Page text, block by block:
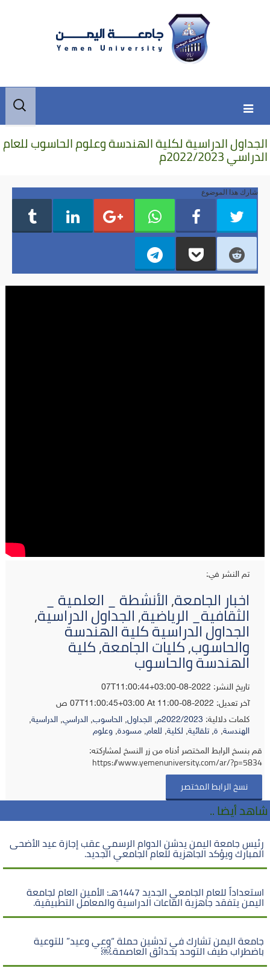
content
secondary
content
البحث
عن:
الجداول الدراسية لكلية الهندسة وعلوم الحاسوب للعام
الدراسي 2022/2023م
شارك هذا الموضوع
تم النشر في:
اخبار الجامعة,الأنشطة _ العلمية _
الثقافية_ الرياضية,الجداول الدراسية,
الجداول الدراسية كلية الهندسة
والحاسوب,كليات الجامعة,كلية
الهندسة والحاسوب
تاريخ النشر: 2022-08-07T11:00:44+03:00
آخر تعديل: 2022-08-07T11:00:45+03:00
At 11:00 ص
كلمات دلالية: 2022/2023م ,الجداول,الحاسوب,الدراسي,الدراسية,
الهندسة, ة,تلقائية, لكلية, للعام,مسودة,وعلوم
قم بنسخ الرابط المختصر أدناه من زر النسخ لمشاركته:
https://www.yemenuniversity.com/ar/?p=5834
نسخ الرابط المختصر
شاهد أيضا ..
رئيس جامعة اليمن يدشن الدوام الرسمي عقب إجازة عيد الأضحى
المبارك ويؤكد الجاهزية للعام الجامعي الجديد.
استعداداً للعام الجامعي الجديد 1447هـ: الأمين العام لجامعة
اليمن يتفقد جاهزية القاعات الدراسية والمعامل التطبيقية.
جامعة اليمن تشارك في تدشين حملة “وعي وعيد” للتوعية
باضطراب طيف التوحد بحدائق العاصمة.￼